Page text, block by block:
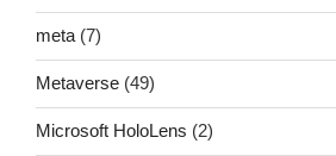
meta (7)
Metaverse (49)
Microsoft HoloLens (2)